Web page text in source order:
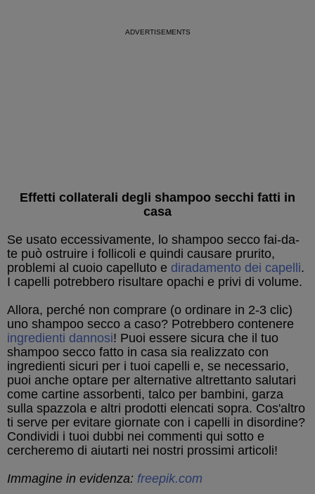
Effetti collaterali degli shampoo secchi fatti in
casa
Se usato eccessivamente, lo shampoo secco fai-da-
te può ostruire i follicoli e quindi causare prurito,
problemi al cuoio capelluto e diradamento dei capelli.
I capelli potrebbero risultare opachi e privi di volume.
Allora, perché non comprare (o ordinare in 2-3 clic)
uno shampoo secco a caso? Potrebbero contenere
ingredienti dannosi! Puoi essere sicura che il tuo
shampoo secco fatto in casa sia realizzato con
ingredienti sicuri per i tuoi capelli e, se necessario,
puoi anche optare per alternative altrettanto salutari
come cartine assorbenti, talco per bambini, garza
sulla spazzola e altri prodotti elencati sopra. Cos'altro
ti serve per evitare giornate con i capelli in disordine?
Condividi i tuoi dubbi nei commenti qui sotto e
cercheremo di aiutarti nei nostri prossimi articoli!
Immagine in evidenza: freepik.com